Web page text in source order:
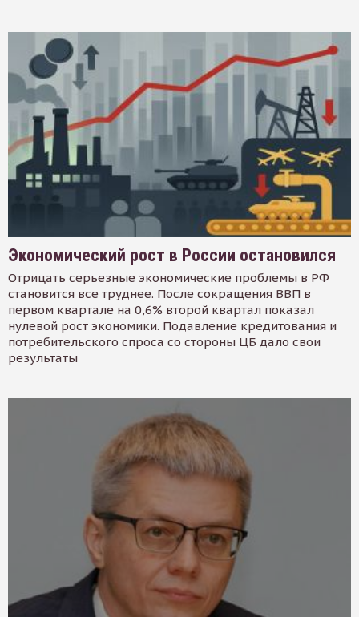
Экономический рост в России остановился
Отрицать серьезные экономические проблемы в РФ
становится все труднее. После сокращения ВВП в
первом квартале на 0,6% второй квартал показал
нулевой рост экономики. Подавление кредитования и
потребительского спроса со стороны ЦБ дало свои
результаты